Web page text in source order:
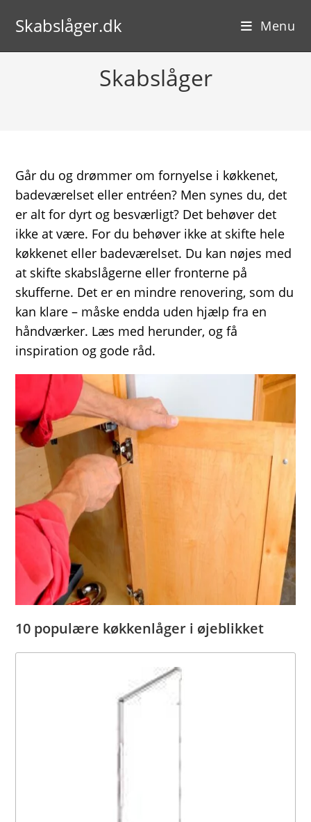
Skabslåger.dk Menu
Skabslåger
Går du og drømmer om fornyelse i køkkenet,
badeværelset eller entréen? Men synes du, det
er alt for dyrt og besværligt? Det behøver det
ikke at være. For du behøver ikke at skifte hele
køkkenet eller badeværelset. Du kan nøjes med
at skifte skabslågerne eller fronterne på
skufferne. Det er en mindre renovering, som du
kan klare – måske endda uden hjælp fra en
håndværker. Læs med herunder, og få
inspiration og gode råd.
10 populære køkkenlåger i øjeblikket